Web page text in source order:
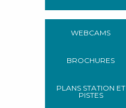
WEBCAMS
BROCHURES
PLANS STATION ET
PISTES